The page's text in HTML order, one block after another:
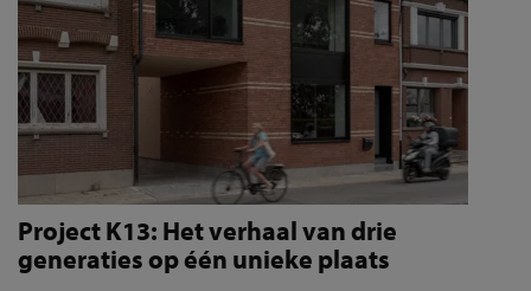
Project K13: Het verhaal van drie
generaties op één unieke plaats